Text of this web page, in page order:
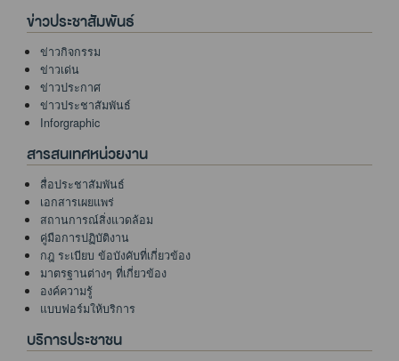
ข่าวประชาสัมพันธ์
ข่าวกิจกรรม
ข่าวเด่น
ข่าวประกาศ
ข่าวประชาสัมพันธ์
Inforgraphic
สารสนเทศหน่วยงาน
สื่อประชาสัมพันธ์
เอกสารเผยแพร่
สถานการณ์สิ่งแวดล้อม
คู่มือการปฏิบัติงาน
กฎ ระเบียบ ข้อบังคับที่เกี่ยวข้อง
มาตรฐานต่างๆ ที่เกี่ยวข้อง
องค์ความรู้
แบบฟอร์มให้บริการ
บริการประชาชน